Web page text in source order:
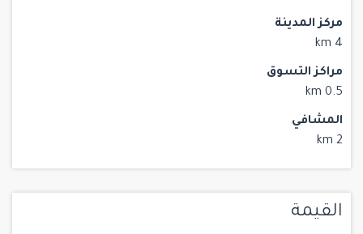
مركز المدينة
4 km
مراكز التسوق
0.5 km
المشافي
2 km
القيمة